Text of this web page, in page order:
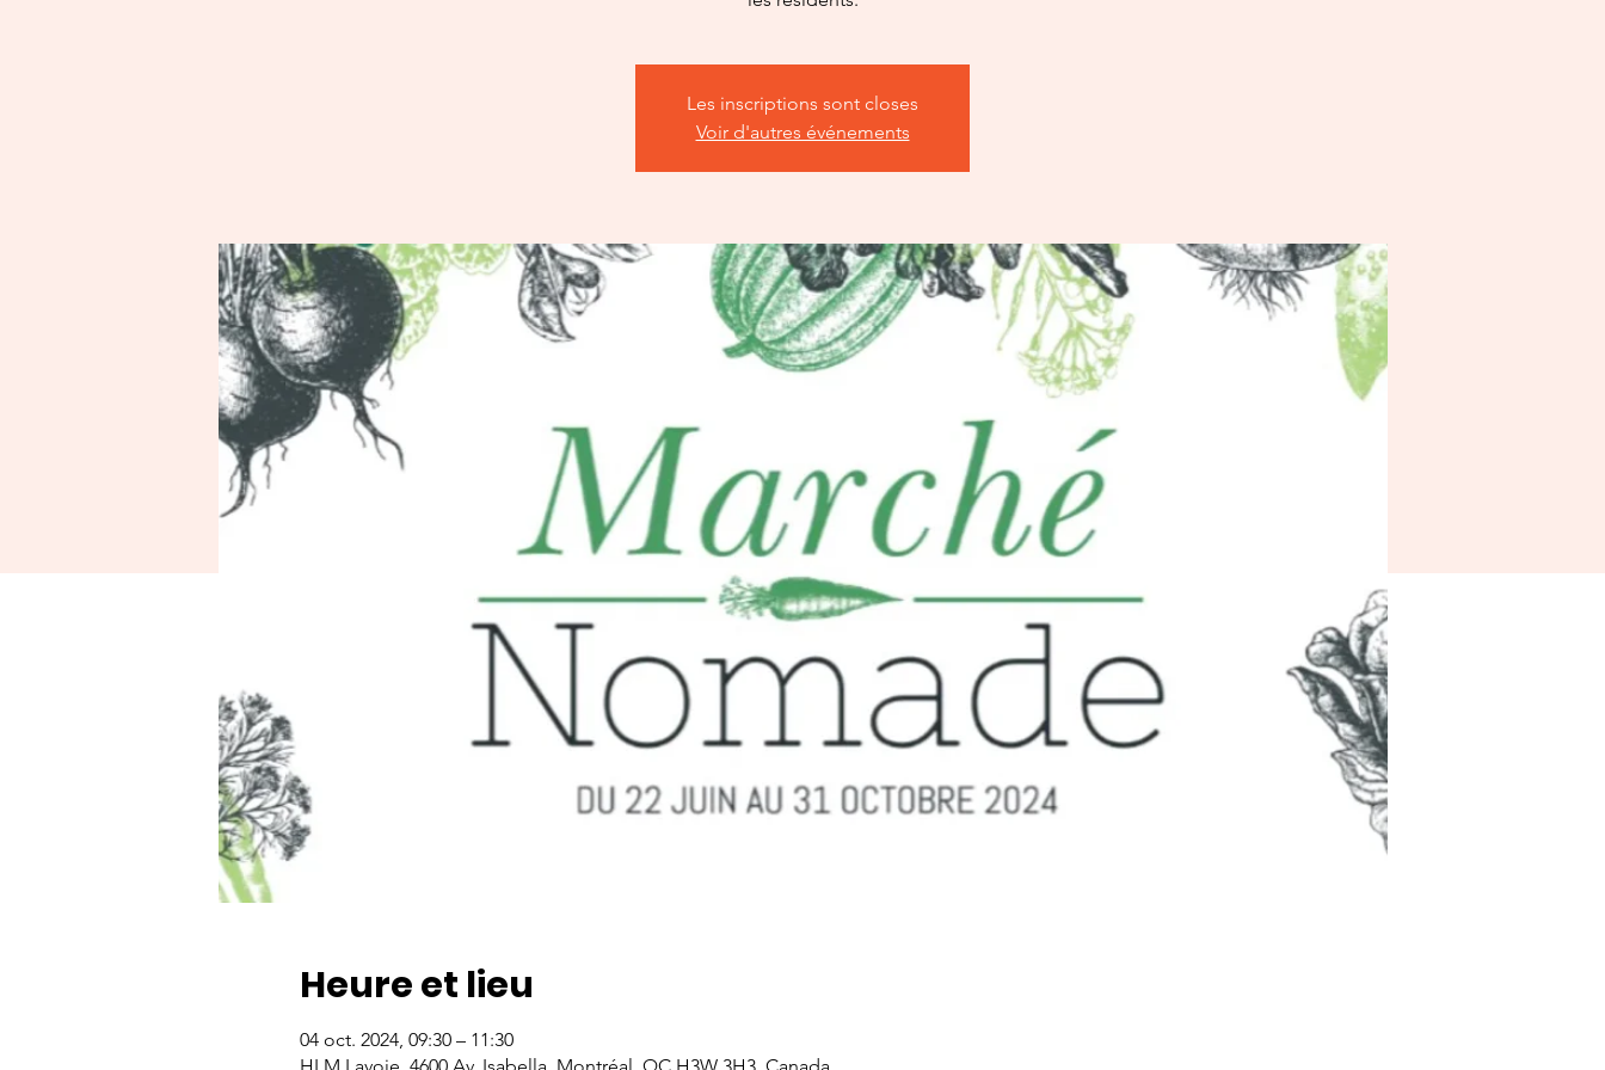
Les inscriptions sont closes
Voir d'autres événements
Heure et lieu
04 oct. 2024, 09:30 – 11:30